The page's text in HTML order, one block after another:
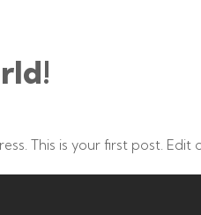
This is your first post.